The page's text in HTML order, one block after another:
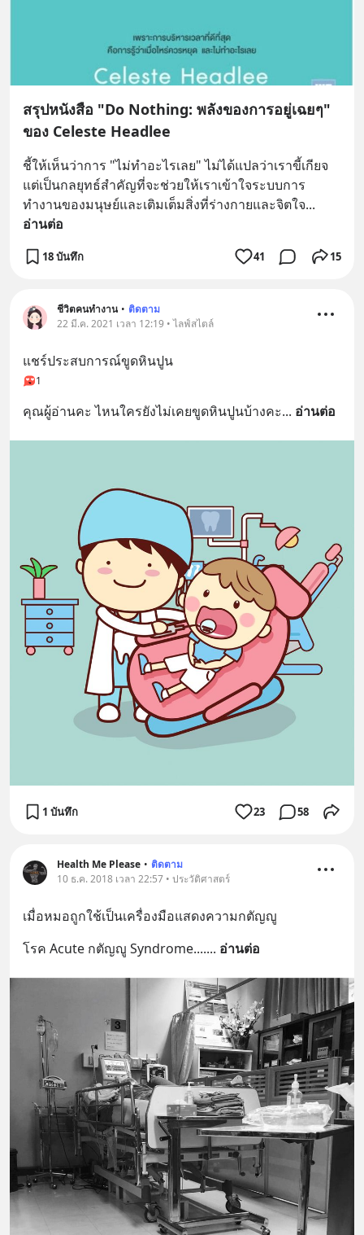
สรุปหนังสือ "Do Nothing: พลังของการอยู่เฉยๆ"
ของ Celeste Headlee
ชี้ให้เห็นว่าการ "ไม่ทำอะไรเลย" ไม่ได้แปลว่าเราขี้เกียจ
แต่เป็นกลยุทธ์สำคัญที่จะช่วยให้เราเข้าใจระบบการ
ทำงานของมนุษย์และเติมเต็มสิ่งที่ร่างกายและจิตใจ
อ่านต่อ
18 บันทึก 41 15
ชีวิตคนทำงาน • ติดตาม
22 มี.ค. 2021 เวลา 12:19 • ไลฟ์สไตล์
แชร์ประสบการณ์ขูดหินปูน
1
คุณผู้อ่านคะ​ ไหนใครยังไม่เคยขูดหินปูนบ้างคะ... อ่านต่อ
1 บันทึก 23 58
Health Me Please • ติดตาม
10 ธ.ค. 2018 เวลา 22:57 • ประวัติศาสตร์
เมื่อหมอถูกใช้เป็นเครื่องมือแสดงความกตัญญู
โรค Acute กตัญญู Syndrome....... อ่านต่อ